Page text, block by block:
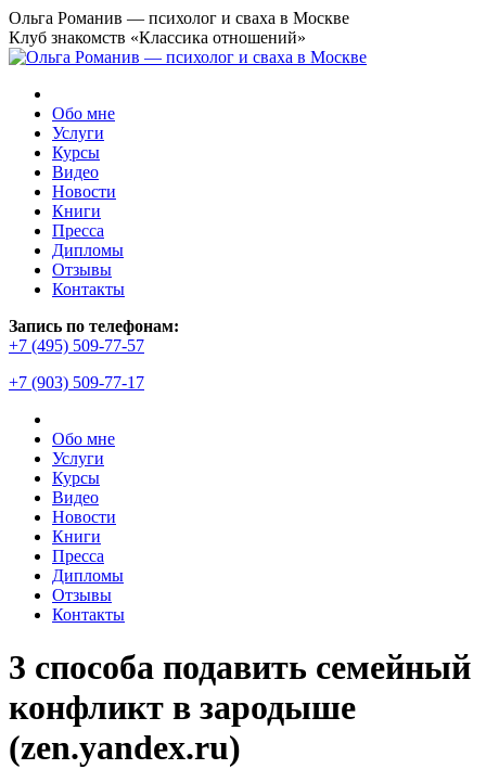
Перейти
к
содержанию
Ольга Романив — психолог и сваха в Москве
Клуб знакомств «Классика отношений»
Обо мне
Услуги
Курсы
Видео
Новости
Книги
Пресса
Дипломы
Отзывы
Контакты
Запись по телефонам:
+7 (495) 509-77-57
+7 (903) 509-77-17
Обо мне
Услуги
Курсы
Видео
Новости
Книги
Пресса
Дипломы
Отзывы
Контакты
3 способа подавить семейный
конфликт в зародыше
(zen.yandex.ru)